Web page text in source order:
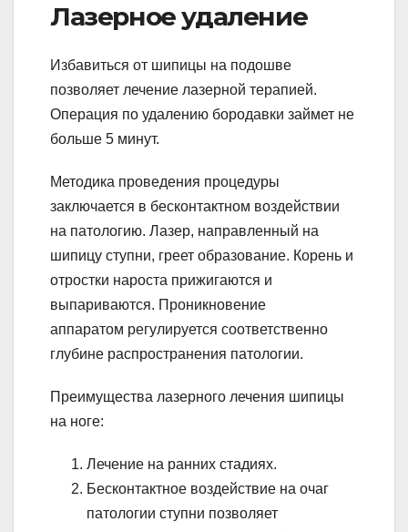
Лазерное удаление
Избавиться от шипицы на подошве
позволяет лечение лазерной терапией.
Операция по удалению бородавки займет не
больше 5 минут.
Методика проведения процедуры
заключается в бесконтактном воздействии
на патологию. Лазер, направленный на
шипицу ступни, греет образование. Корень и
отростки нароста прижигаются и
выпариваются. Проникновение
аппаратом регулируется соответственно
глубине распространения патологии.
Преимущества лазерного лечения шипицы
на ноге:
Лечение на ранних стадиях.
Бесконтактное воздействие на очаг
патологии ступни позволяет